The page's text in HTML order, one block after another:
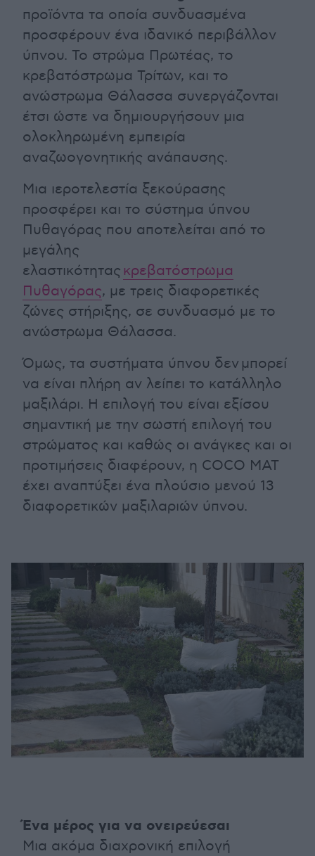
προϊόντα τα οποία συνδυασμένα
προσφέρουν ένα ιδανικό περιβάλλον
ύπνου. Το στρώμα Πρωτέας, το
κρεβατόστρωμα Τρίτων, και το
ανώστρωμα Θάλασσα συνεργάζονται
έτσι ώστε να δημιουργήσουν μια
ολοκληρωμένη εμπειρία
αναζωογονητικής ανάπαυσης.
Μια ιεροτελεστία ξεκούρασης
προσφέρει και το σύστημα ύπνου
Πυθαγόρας που αποτελείται από το
μεγάλης
ελαστικότητας κρεβατόστρωμα
Πυθαγόρας, με τρεις διαφορετικές
ζώνες στήριξης, σε συνδυασμό με το
ανώστρωμα Θάλασσα.
Όμως, τα συστήματα ύπνου δεν μπορεί
να είναι πλήρη αν λείπει το κατάλληλο
μαξιλάρι. Η επιλογή του είναι εξίσου
σημαντική με την σωστή επιλογή του
στρώματος και καθώς οι ανάγκες και οι
προτιμήσεις διαφέρουν, η COCO MAT
έχει αναπτύξει ένα πλούσιο μενού 13
διαφορετικών μαξιλαριών ύπνου.
Ένα μέρος για να ονειρεύεσαι
Μια ακόμα διαχρονική επιλογή